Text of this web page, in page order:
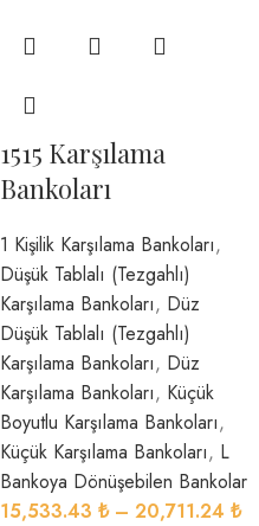
1515 Karşılama
Bankoları
1 Kişilik Karşılama Bankoları,
Düşük Tablalı (Tezgahlı)
Karşılama Bankoları, Düz
Düşük Tablalı (Tezgahlı)
Karşılama Bankoları, Düz
Karşılama Bankoları, Küçük
Boyutlu Karşılama Bankoları,
Küçük Karşılama Bankoları, L
Bankoya Dönüşebilen Bankolar
15,533.43 ₺ – 20,711.24 ₺